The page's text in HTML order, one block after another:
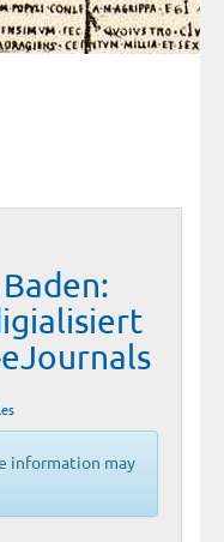
information may